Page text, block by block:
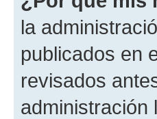
la
publicados en
revisados
administración